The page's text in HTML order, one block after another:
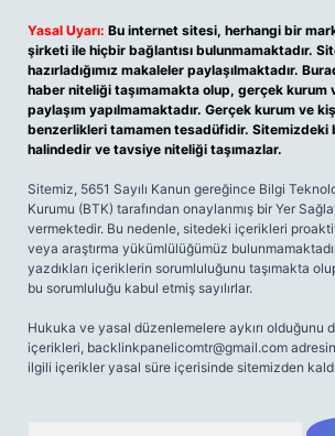
Yasal Uyarı: Bu internet sitesi, herhangi bir
şirketi ile hiçbir bağlantısı bulunmamaktadır.
hazırladığımız makaleler paylaşılmaktadır.
haber niteliği taşımamakta olup, gerçek kurum
paylaşım yapılmamaktadır. Gerçek kurum ve
benzerlikleri tamamen tesadüfidir. Sitemizdeki
halindedir ve tavsiye niteliği taşımazlar.
Sitemiz, 5651 Sayılı Kanun gereğince Bilgi
Kurumu (BTK) tarafından onaylanmış bir Yer
vermektedir. Bu nedenle, sitedeki içerikleri
veya araştırma yükümlülüğümüz
yazdıkları içeriklerin sorumluluğunu taşımakta
bu sorumluluğu kabul etmiş sayılırlar.
Hukuka ve yasal düzenlemelere aykırı olduğunu
içerikleri, backlinkpanelicomtr@gmail.com
ilgili içerikler yasal süre içerisinde sitemizden